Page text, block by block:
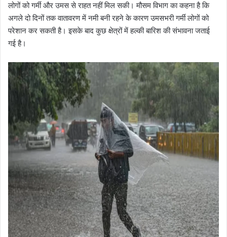
लोगों को गर्मी और उमस से राहत नहीं मिल सकी। मौसम विभाग का कहना है कि
अगले दो दिनों तक वातावरण में नमी बनी रहने के कारण उमसभरी गर्मी लोगों को
परेशान कर सकती है। इसके बाद कुछ क्षेत्रों में हल्की बारिश की संभावना जताई
गई है।